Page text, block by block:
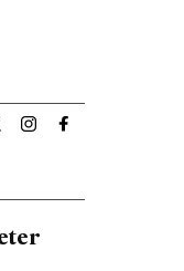
El País
Internacional El
Internacional El